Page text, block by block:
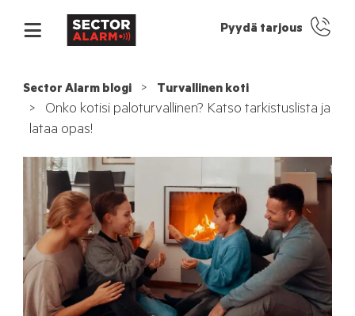
Pyydä tarjous
Sector Alarm blogi Turvallinen koti
Onko kotisi paloturvallinen? Katso tarkistuslista ja
lataa opas!